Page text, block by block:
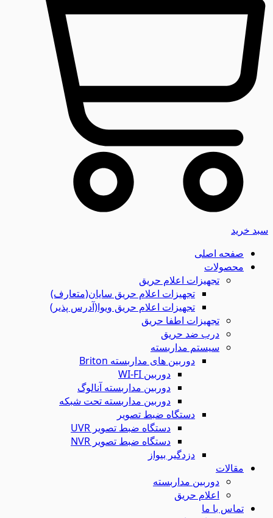
سبد خرید
صفحه اصلی
محصولات
تجهیزات اعلام حریق
تجهیزات اعلام حریق سایان(متعارف)
تجهیزات اعلام حریق ویوا(آدرس پذیر)
تجهیزات اطفا حریق
درب ضد حریق
سیستم مداربسته
دوربین های مداربسته Briton
دوربین WI-FI
دوربین مداربسته آنالوگ
دوربین مداربسته تحت شبکه
دستگاه ضبط تصویر
دستگاه ضبط تصویر UVR
دستگاه ضبط تصویر NVR
دزدگیر بیواز
مقالات
دوربین مداربسته
اعلام حریق
تماس با ما